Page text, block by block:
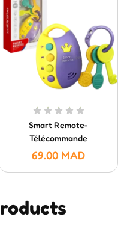
Smart Remote-
Télécommande
Intelligente- HUANGER
69.00 MAD